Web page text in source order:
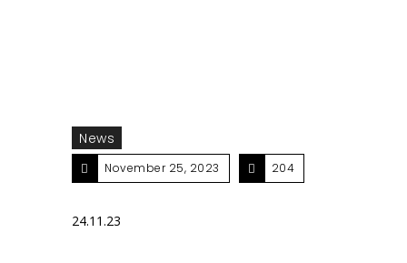
News
November 25, 2023 204
24.11.23